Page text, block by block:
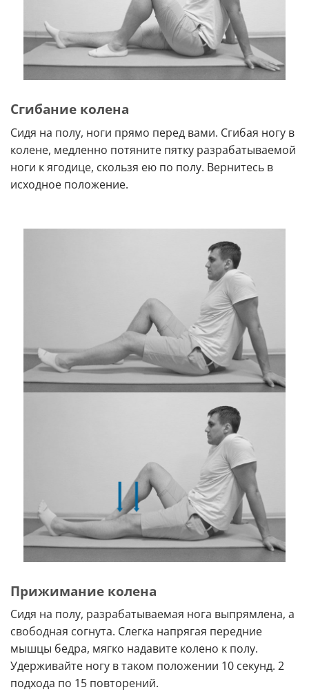
Сгибание колена
Сидя на полу, ноги прямо перед вами. Сгибая ногу в
колене, медленно потяните пятку разрабатываемой
ноги к ягодице, скользя ею по полу. Вернитесь в
исходное положение.
Прижимание колена
Сидя на полу, разрабатываемая нога выпрямлена, а
свободная согнута. Слегка напрягая передние
мышцы бедра, мягко надавите колено к полу.
Удерживайте ногу в таком положении 10 секунд. 2
подхода по 15 повторений.